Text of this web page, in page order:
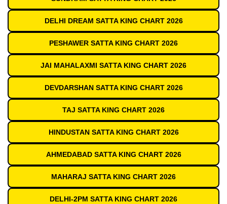
DELHI DREAM SATTA KING CHART 2026
PESHAWER SATTA KING CHART 2026
JAI MAHALAXMI SATTA KING CHART 2026
DEVDARSHAN SATTA KING CHART 2026
TAJ SATTA KING CHART 2026
HINDUSTAN SATTA KING CHART 2026
AHMEDABAD SATTA KING CHART 2026
MAHARAJ SATTA KING CHART 2026
DELHI-2PM SATTA KING CHART 2026